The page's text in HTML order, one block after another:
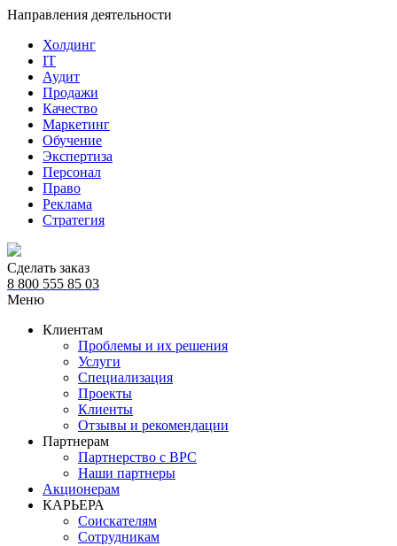
Направления деятельности
Холдинг
IT
Аудит
Продажи
Качество
Маркетинг
Обучение
Экспертиза
Персонал
Право
Реклама
Стратегия
Сделать заказ
8 800 555 85 03
Меню
Клиентам
Проблемы и их решения
Услуги
Специализация
Проекты
Клиенты
Отзывы и рекомендации
Партнерам
Партнерство с BPC
Наши партнеры
Акционерам
КАРЬЕРА
Соискателям
Сотрудникам